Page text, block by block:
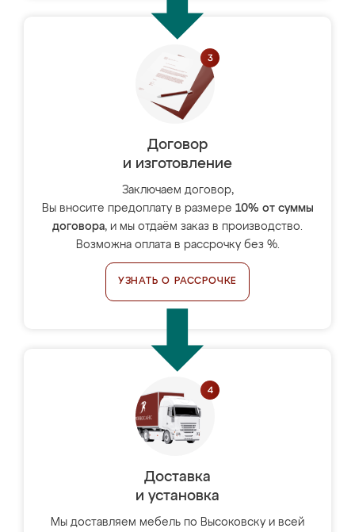
Договор
и изготовление
Заключаем договор,
Вы вносите предоплату в размере 10% от суммы
договора, и мы отдаём заказ в производство.
Возможна оплата в рассрочку без %.
УЗНАТЬ О РАССРОЧКЕ
Доставка
и установка
Мы доставляем мебель по Высоковску и всей